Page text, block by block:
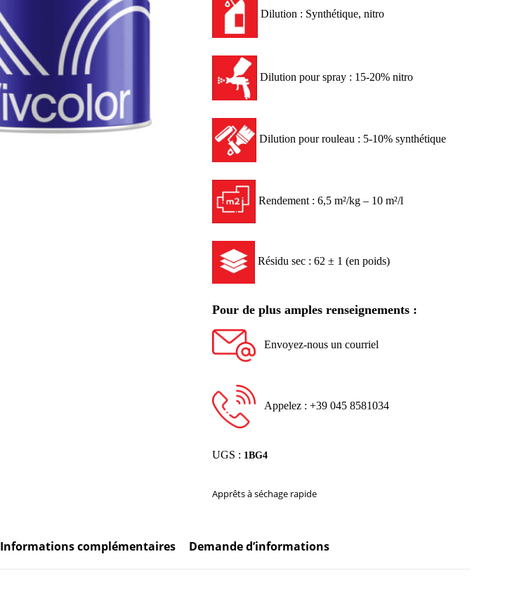
Dilution : Synthétique, nitro
Dilution pour spray : 15-20% nitro
Dilution pour rouleau : 5-10% synthétique
Rendement : 6,5 m²/kg – 10 m²/l
Résidu sec : 62 ± 1 (en poids)
Pour de plus amples renseignements :
Envoyez-nous un courriel
Appelez : +39 045 8581034
UGS : 1BG4
Apprêts à séchage rapide
Informations complémentaires Demande d’informations